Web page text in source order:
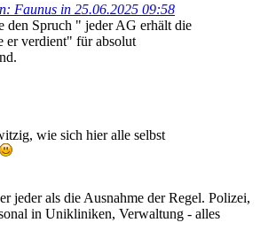
Faunus in 25.06.2025 09:58
den Spruch " jeder AG erhält die
er verdient" für absolut
wie sich hier alle selbst
jeder als die Ausnahme der Regel. Polizei,
in Unikliniken, Verwaltung - alles